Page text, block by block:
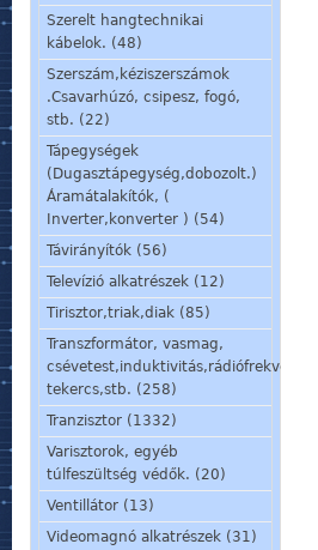
Szerelt hangtechnikai
kábelok. (48)
Szerszám,kéziszerszámok
.Csavarhúzó, csipesz, fogó,
stb. (22)
Tápegységek
(Dugasztápegység,dobozolt.)
Áramátalakítók, (
Inverter,konverter ) (54)
Távirányítók (56)
Televízió alkatrészek (12)
Tirisztor,triak,diak (85)
Transzformátor, vasmag,
csévetest,induktivitás,rádiófrekvenciás
tekercs,stb. (258)
Tranzisztor (1332)
Varisztorok, egyéb
túlfeszültség védők. (20)
Ventillátor (13)
Videomagnó alkatrészek (31)